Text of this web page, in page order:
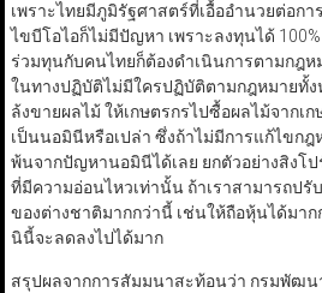
เพราะไทยมีภูมิรัฐศาสตร์ที่เอื้ออำนวยต่อกา
ไขบีโอไอก็ไม่มีปัญหา เพราะลงทุนได้
ร่วมทุนกับคนไทยก็ต้องดำเนินการตามกฎห
ในทางปฏิบัติไม่มีใครปฏิบัติตามกฎหมายทั้ง
ล้งขายผลไม้ ให้เกษตรกรไปซื้อผลไม้จากเ
เป็นนอมินีหรือเปล่า ซึ่งถ้าไม่มีการแก้ไขกฎ
พ้นจากปัญหานอมินีได้เลย ยกตัวอย่างสิงโป
ที่มีความอ่อนไหวเท่านั้น ถ้าเราสามารถปรั
ของต่างชาติมากกว่านี้ เช่นให้ถือหุ้นได้มา
นินี้จะลดลงไปได้มาก
สรุปผลจากการสัมมนาสะท้อนว่า กรมพัฒน